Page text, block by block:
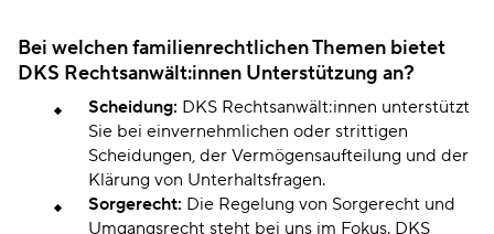
Bei welchen familienrechtlichen Themen bietet
DKS Rechtsanwält:innen Unterstützung an?
Scheidung: DKS Rechtsanwält:innen unterstützt
Sie bei einvernehmlichen oder strittigen
Scheidungen, der Vermögensaufteilung und der
Klärung von Unterhaltsfragen.
Sorgerecht: Die Regelung von Sorgerecht und
Umgangsrecht steht bei uns im Fokus. DKS